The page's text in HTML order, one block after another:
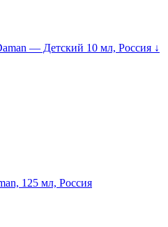
— Детский 10 мл, Россия ↓